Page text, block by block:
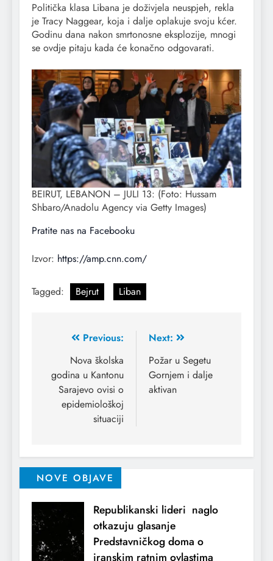
Politička klasa Libana je doživjela neuspjeh, rekla
je Tracy Naggear, koja i dalje oplakuje svoju kćer.
Godinu dana nakon smrtonosne eksplozije, mnogi
se ovdje pitaju kada će konačno odgovarati.
BEIRUT, LEBANON – JULI 13: (Foto: Hussam
Shbaro/Anadolu Agency via Getty Images)
Pratite nas na Facebooku
Izvor: https://amp.cnn.com/
Tagged: Bejrut Liban
Previous:
Nova školska
godina u Kantonu
Sarajevo ovisi o
epidemiološkoj
situaciji
Next:
Požar u Segetu
Gornjem i dalje
aktivan
NOVE OBJAVE
Republikanski lideri naglo
otkazuju glasanje
Predstavničkog doma o
iranskim ratnim ovlastima